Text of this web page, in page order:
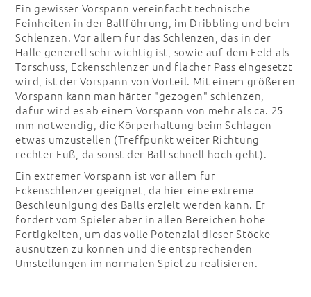
Ein gewisser Vorspann vereinfacht technische
Feinheiten in der Ballführung, im Dribbling und beim
Schlenzen. Vor allem für das Schlenzen, das in der
Halle generell sehr wichtig ist, sowie auf dem Feld als
Torschuss, Eckenschlenzer und flacher Pass eingesetzt
wird, ist der Vorspann von Vorteil. Mit einem größeren
Vorspann kann man härter "gezogen" schlenzen,
dafür wird es ab einem Vorspann von mehr als ca. 25
mm notwendig, die Körperhaltung beim Schlagen
etwas umzustellen (Treffpunkt weiter Richtung
rechter Fuß, da sonst der Ball schnell hoch geht).
Ein extremer Vorspann ist vor allem für
Eckenschlenzer geeignet, da hier eine extreme
Beschleunigung des Balls erzielt werden kann. Er
fordert vom Spieler aber in allen Bereichen hohe
Fertigkeiten, um das volle Potenzial dieser Stöcke
ausnutzen zu können und die entsprechenden
Umstellungen im normalen Spiel zu realisieren.